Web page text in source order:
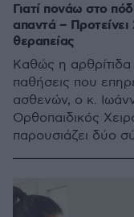
Γιατί πονάω στο
απαντά –
θεραπείας
Καθώς η αρθρίτιδα
παθήσεις που
ασθενών, ο κ.
Ορθοπαιδικός
παρουσιάζει δύο